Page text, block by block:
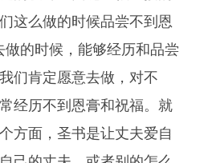
么做的时候品尝不到恩
的时候，能够经历和品尝
们肯定愿意去做，对不
经历不到恩膏和祝福。就
方面，圣书是让丈夫爱自